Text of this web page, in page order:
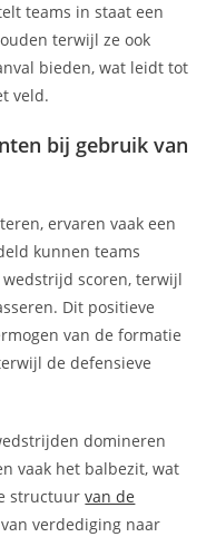
teams in staat een
terwijl ze ook
bieden, wat leidt tot
veld.
bij gebruik van
ervaren vaak een
kunnen teams
scoren, terwijl
Dit positieve
van de formatie
de defensieve
domineren
vaak het balbezit, wat
structuurvan de
verdediging naar